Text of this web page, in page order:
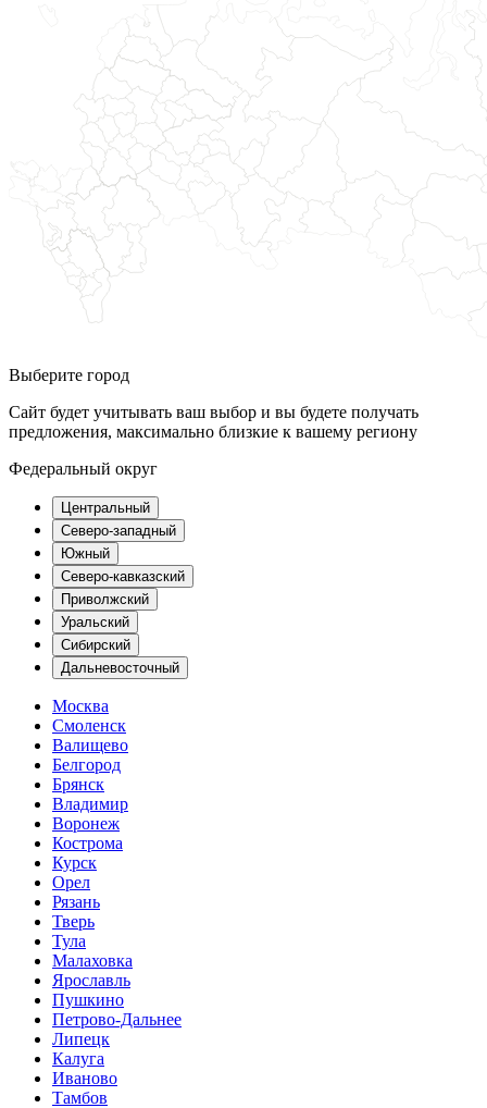
Выберите город
Сайт будет учитывать ваш выбор и вы будете получать
предложения, максимально близкие к вашему региону
Федеральный округ
Центральный
Северо-западный
Южный
Северо-кавказский
Приволжский
Уральский
Сибирский
Дальневосточный
Москва
Смоленск
Валищево
Белгород
Брянск
Владимир
Воронеж
Кострома
Курск
Орел
Рязань
Тверь
Тула
Малаховка
Ярославль
Пушкино
Петрово-Дальнее
Липецк
Калуга
Иваново
Тамбов